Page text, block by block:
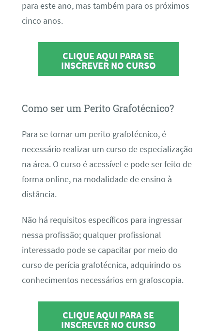
para este ano, mas também para os próximos
cinco anos.
CLIQUE AQUI PARA SE
INSCREVER NO CURSO
Como ser um Perito Grafotécnico?
Para se tornar um perito grafotécnico, é
necessário realizar um curso de especialização
na área. O curso é acessível e pode ser feito de
forma online, na modalidade de ensino à
distância.
Não há requisitos específicos para ingressar
nessa profissão; qualquer profissional
interessado pode se capacitar por meio do
curso de perícia grafotécnica, adquirindo os
conhecimentos necessários em grafoscopia.
CLIQUE AQUI PARA SE
INSCREVER NO CURSO